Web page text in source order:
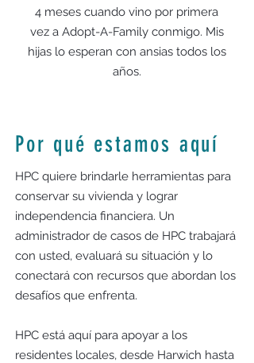
4 meses cuando vino por primera
vez a Adopt-A-Family conmigo. Mis
hijas lo esperan con ansias todos los
años.
Por qué estamos aquí
HPC quiere brindarle herramientas para
conservar su vivienda y lograr
independencia financiera. Un
administrador de casos de HPC trabajará
con usted, evaluará su situación y lo
conectará con recursos que abordan los
desafíos que enfrenta.
HPC está aquí para apoyar a los
residentes locales, desde Harwich hasta